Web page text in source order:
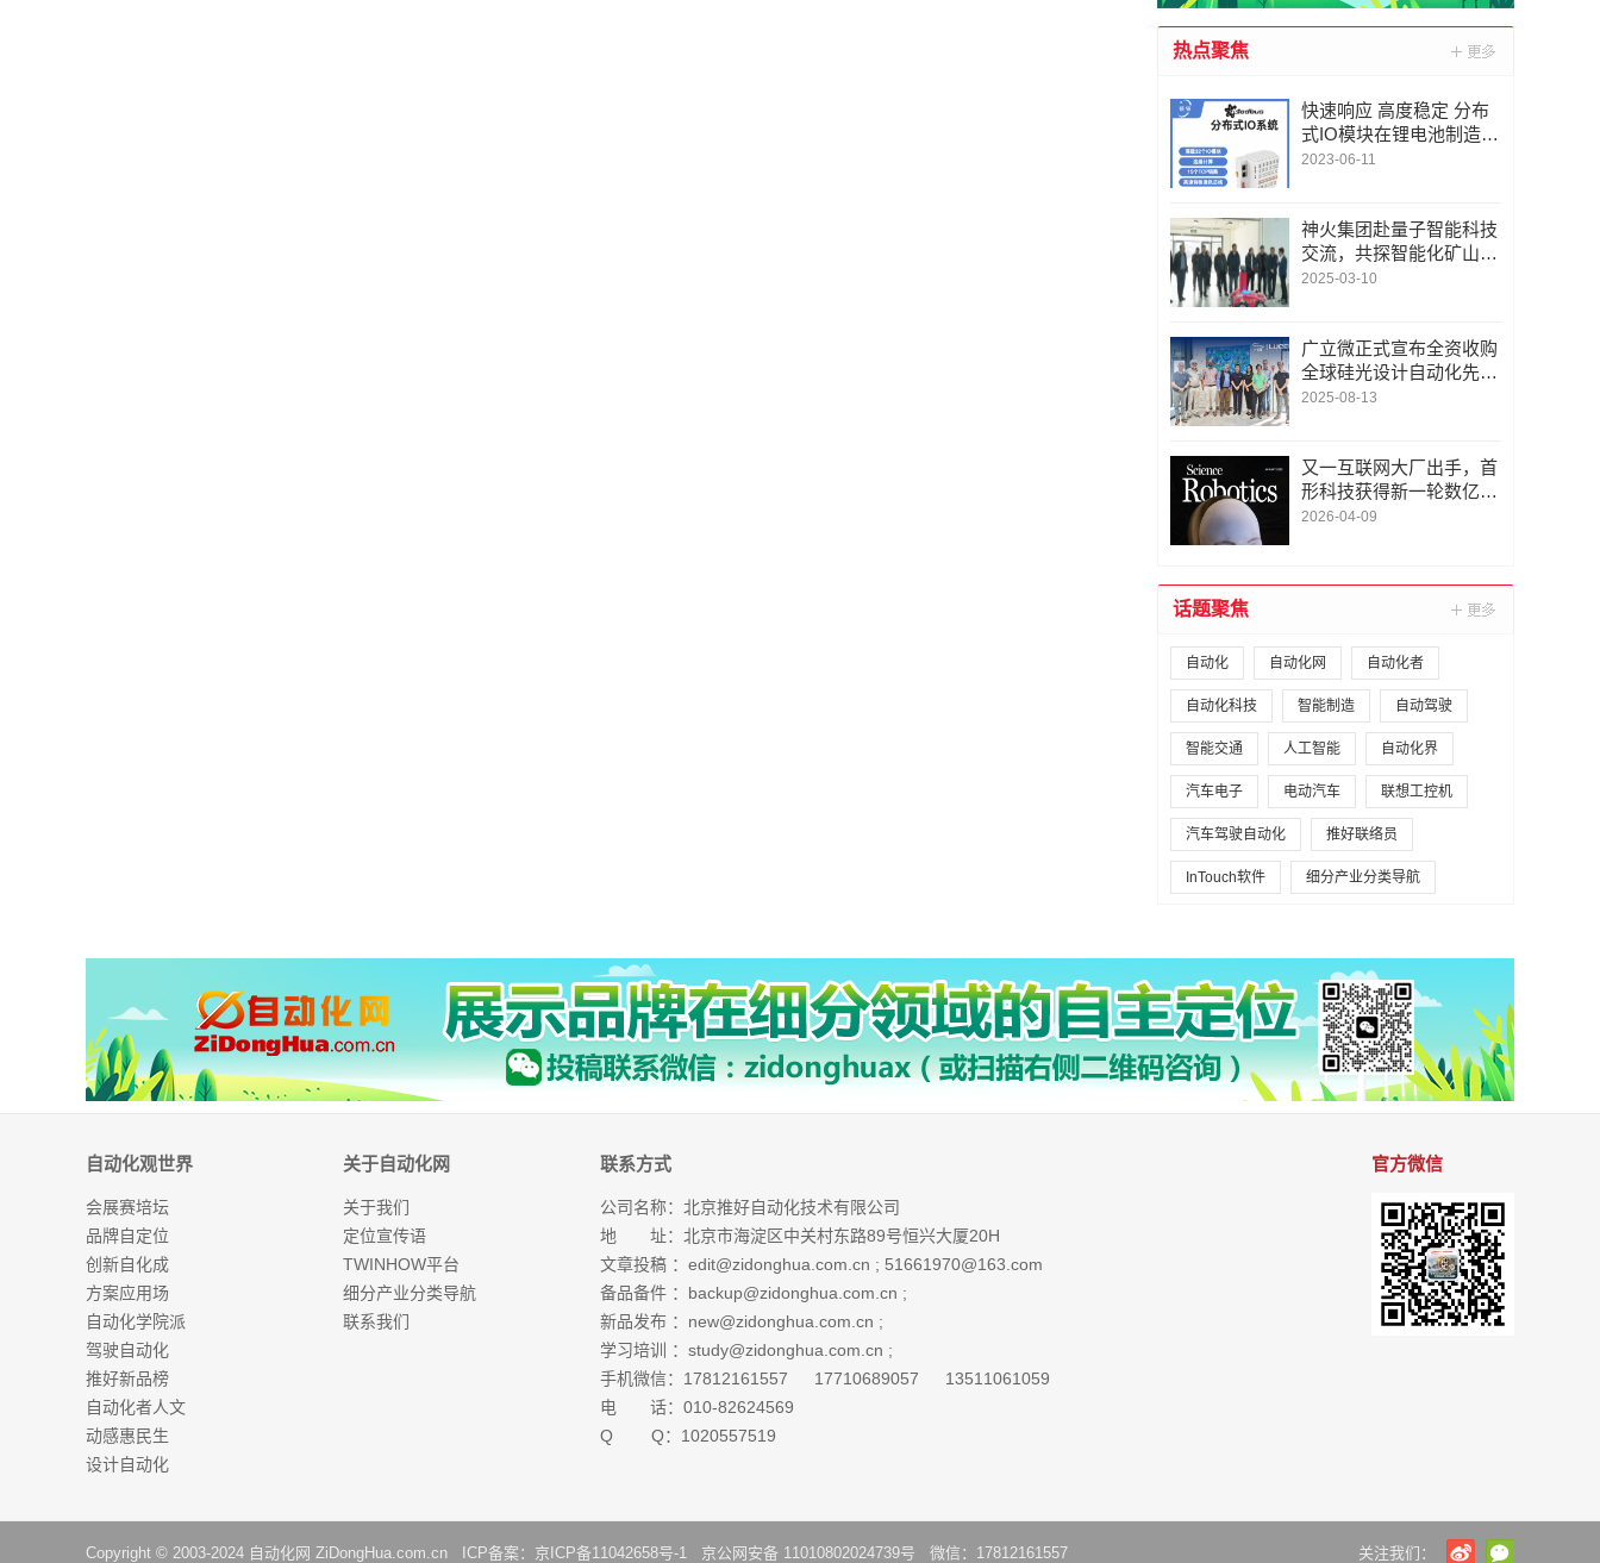
热点聚焦
快速响应 高度稳定 分布
式IO模块在锂电池制造的
优势揭秘 | 支持Modbu
rnet/IP、BACnet/IP等多
种协议
2023-06-11
神火集团赴量子智能科技
交流，共探智能化矿山新
未来
2025-03-10
广立微正式宣布全资收购
全球硅光设计自动化先锋
LUCEDA
2025-08-13
又一互联网大厂出手，首
形科技获得新一轮数亿元
A1轮融资｜人脸机器人首
2026-04-09
话题聚焦
自动化 自动化网 自动化者
自动化科技 智能制造 自动驾驶
智能交通 人工智能 自动化界
汽车电子 电动汽车 联想工控机
汽车驾驶自动化 推好联络员
InTouch软件 细分产业分类导航
自动化观世界
会展赛培坛
品牌自定位
创新自化成
方案应用场
自动化学院派
驾驶自动化
推好新品榜
自动化者人文
动感惠民生
设计自动化
关于自动化网
关于我们
定位宣传语
TWINHOW平台
细分产业分类导航
联系我们
联系方式
公司名称：北京推好自动化技术有限公司
地 址：北京市海淀区中关村东路89号恒兴大厦20H
文章投稿 ： edit@zidonghua.com.cn ; 51661970@163.com
备品备件 ： backup@zidonghua.com.cn ;
新品发布 ： new@zidonghua.com.cn ;
学习培训 ： study@zidonghua.com.cn ;
手机微信：17812161557 17710689057 13511061059
电 话：010-82624569
Q Q：1020557519
官方微信
Copyright © 2003-2024 自动化网 ZiDongHua.com.cn ICP备案： 京ICP备11042658号-1 京公网安备 11010802024739号 微信：17812161557 关注我们：